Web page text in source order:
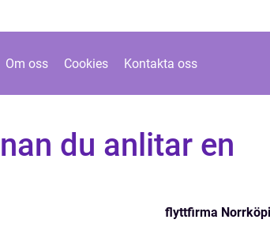
Om oss Cookies Kontakta oss
du anlitar en
flyttfirma